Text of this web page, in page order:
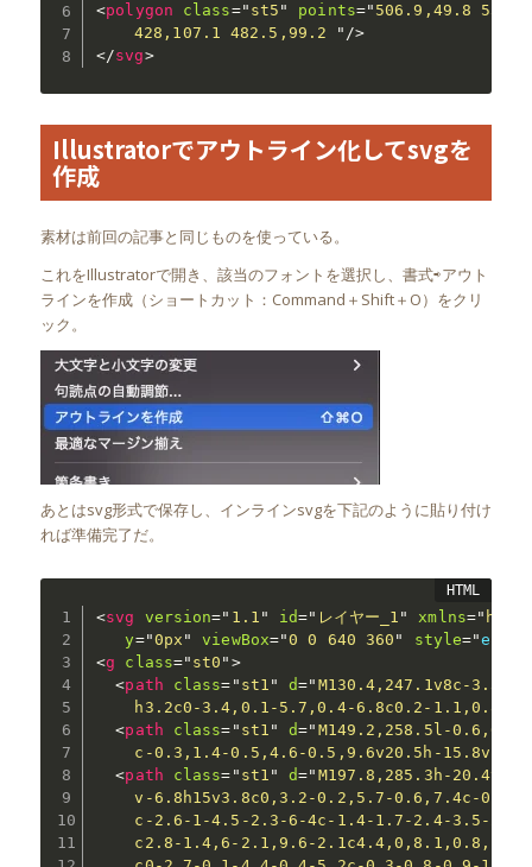
<polygon class=" st5 " points=" 506.9,49.8
	428,107.1 482.5,99.2
" />
</svg>
Illustratorでアウトライン化してsvgを
作成
素材は前回の記事と同じものを使っている。
これをIllustratorで開き、該当のフォントを選択し、書式⇨アウト
ラインを作成（ショートカット：Command＋Shift＋O）をクリ
ック。
あとはsvg形式で保存し、インラインsvgを下記のように貼り付け
れば準備完了だ。
<svg version=" 1.1 " id=" レイヤー_1 " xmlns="
y="0px " viewBox="0 0 640 360 " style="
<g class=" st0 " >
<path class= " st1 " d=" M130.4,247.1v8c-
h3.2c0-3.4,0.1-5.7,0.4-6.8c0.2-1.1,0.8-
<path class= " st1 " d=" M149.2,258.5l-
c-0.3,1.4-0.5,4.6-0.5,9.6v20.5h-15.8v-
<path class= " st1 " d=" M197.8,285.3h-
v-6.8h15v3.8c0,3.2-0.2,5.7-0.6,7.4c-
c-2.6-1-4.5-2.3-6-4c-1.4-1.7-2.4-3.5-
c2.8-1.4,6-2.1,9.6-